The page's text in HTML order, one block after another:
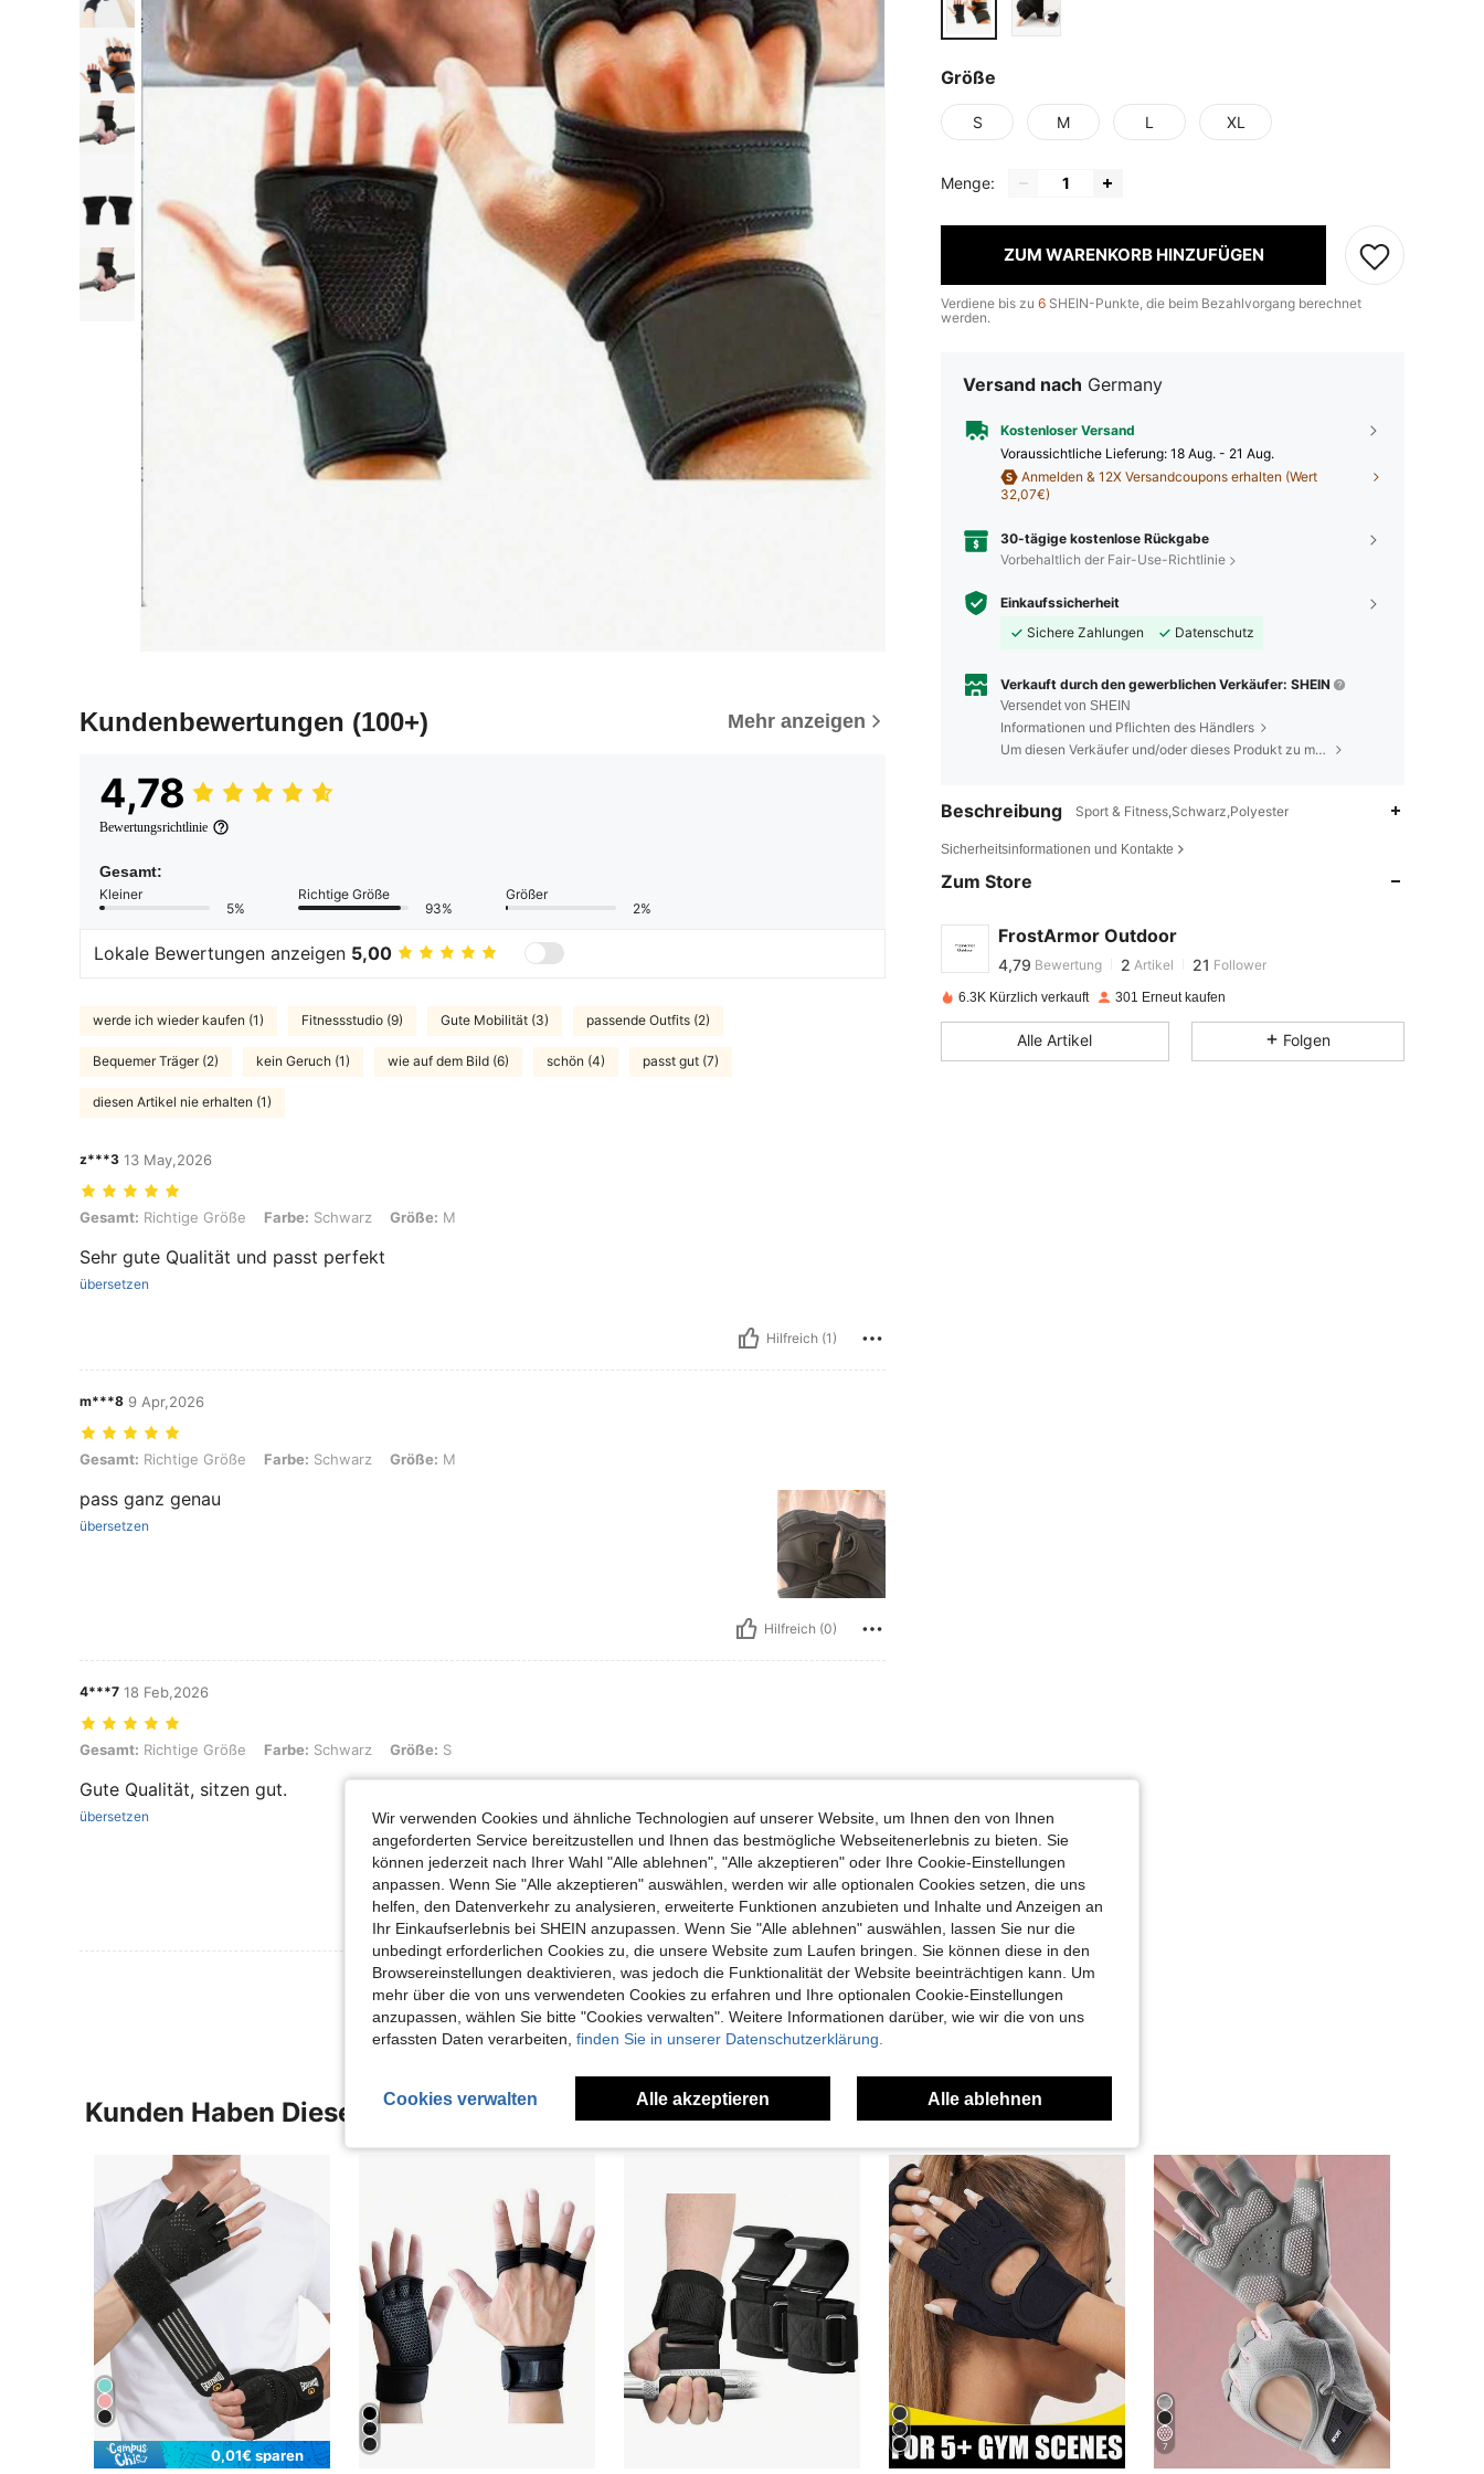
Kundenbewertungen (100+) Mehr anzeigen
4,78
Bewertungsrichtlinie
Gesamt:
Kleiner
5%
Richtige Größe
93%
Größer
2%
Lokale Bewertungen anzeigen 5,00
werde ich wieder kaufen (1) Fitnessstudio (9) Gute Mobilität (3) passende Outfits (2)
Bequemer Träger (2) kein Geruch (1) wie auf dem Bild (6) schön (4) passt gut (7)
diesen Artikel nie erhalten (1)
z***3 13 May,2026
Gesamt: Richtige Größe, Farbe: Schwarz, Größe: M
Gesamt: Richtige Größe Farbe: Schwarz Größe: M
Sehr gute Qualität und passt perfekt
übersetzen
Hilfreich (1)
m***8 9 Apr,2026
Gesamt: Richtige Größe, Farbe: Schwarz, Größe: M
Gesamt: Richtige Größe Farbe: Schwarz Größe: M
pass ganz genau
übersetzen
Hilfreich (0)
4***7 18 Feb,2026
Gesamt: Richtige Größe, Farbe: Schwarz, Größe: S
Gesamt: Richtige Größe Farbe: Schwarz Größe: S
Gute Qualität, sitzen gut.
übersetzen
Hilfreich (0)
Mehr Bewertungen Ansehen
Größe
S M L XL
Menge:
ZUM WARENKORB HINZUFÜGEN
Verdiene bis zu 6 SHEIN-Punkte, die beim Bezahlvorgang berechnet
werden.
Versand nach Germany
Kostenloser Versand
Voraussichtliche Lieferung: 18 Aug. - 21 Aug.
Anmelden & 12X Versandcoupons erhalten (Wert
32,07€)
30-tägige kostenlose Rückgabe
Vorbehaltlich der Fair-Use-Richtlinie
Einkaufssicherheit
Sichere Zahlungen
Datenschutz
Verkauft durch den gewerblichen Verkäufer: SHEIN
Versendet von SHEIN
Informationen und Pflichten des Händlers
Um diesen Verkäufer und/oder dieses Produkt zu melden
Beschreibung Sport & Fitness,Schwarz,Polyester
Sicherheitsinformationen und Kontakte
Zum Store
FrostArmor Outdoor
4,79 Bewertung 2 Artikel 21 Follower
k***nbezahlt Vor 1 Tag
6.3K Kürzlich verkauft 301 Erneut kaufen
Alle Artikel Folgen
Kunden Haben Diese Artikel Auch Angeschaut
0,01€ sparen 7
Wir verwenden Cookies und ähnliche Technologien auf unserer Website, um Ihnen den von Ihnen
angeforderten Service bereitzustellen und Ihnen das bestmögliche Webseitenerlebnis zu bieten. Sie
können jederzeit nach Ihrer Wahl "Alle ablehnen", "Alle akzeptieren" oder Ihre Cookie-Einstellungen
anpassen. Wenn Sie "Alle akzeptieren" auswählen, werden wir alle optionalen Cookies setzen, die uns
helfen, den Datenverkehr zu analysieren, erweiterte Funktionen anzubieten und Inhalte und Anzeigen an
Ihr Einkaufserlebnis bei SHEIN anzupassen. Wenn Sie "Alle ablehnen" auswählen, lassen Sie nur die
unbedingt erforderlichen Cookies zu, die unsere Website zum Laufen bringen. Sie können diese in den
Browsereinstellungen deaktivieren, was jedoch die Funktionalität der Website beeinträchtigen kann. Um
mehr über die von uns verwendeten Cookies zu erfahren und Ihre optionalen Cookie-Einstellungen
anzupassen, wählen Sie bitte "Cookies verwalten". Weitere Informationen darüber, wie wir die von uns
erfassten Daten verarbeiten, finden Sie in unserer Datenschutzerklärung.
Cookies verwalten Alle akzeptieren Alle ablehnen